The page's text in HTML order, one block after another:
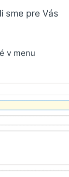
sme pre Vás
v menu